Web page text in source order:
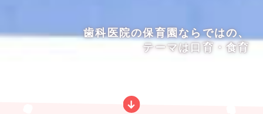
大阪市此花区で90年。
地域を大切に考える強い思い
お父さんお母さんの
大切なお子さんをお任せください
歯科医院の保育園ならではの、
テーマは口育・食育